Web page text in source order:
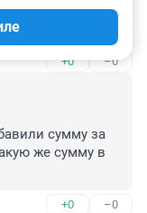
Не
+0 –0
сумму за
же сумму в
+0 –0